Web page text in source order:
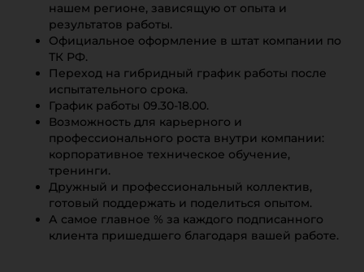
нашем регионе, зависящую от опыта и
результатов работы.
Официальное оформление в штат компании по
ТК РФ.
Переход на гибридный график работы после
испытательного срока.
График работы 09.30-18.00.
Возможность для карьерного и
профессионального роста внутри компании:
корпоративное техническое обучение,
тренинги.
Дружный и профессиональный коллектив,
готовый поддержать и поделиться опытом.
А самое главное % за каждого подписанного
клиента пришедшего благодаря вашей работе.